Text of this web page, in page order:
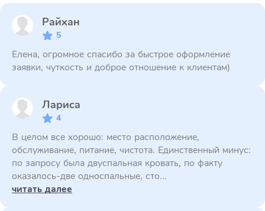
Райхан
5
Елена, огромное спасибо за быстрое оформление
заявки, чуткость и доброе отношение к клиентам)
Лариса
4
В целом все хорошо: место расположение,
обслуживание, питание, чистота. Единственный минус:
по запросу была двуспальная кровать, по факту
оказалось-две односпальные, сто...
читать далее